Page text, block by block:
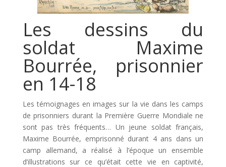
Les dessins du
soldat Maxime
Bourrée, prisonnier
en 14-18
Les témoignages en images sur la vie dans les camps
de prisonniers durant la Première Guerre Mondiale ne
sont pas très fréquents… Un jeune soldat français,
Maxime Bourrée, emprisonné durant 4 ans dans un
camp allemand, a réalisé à l’époque un ensemble
d’illustrations sur ce qu’était cette vie en captivité,